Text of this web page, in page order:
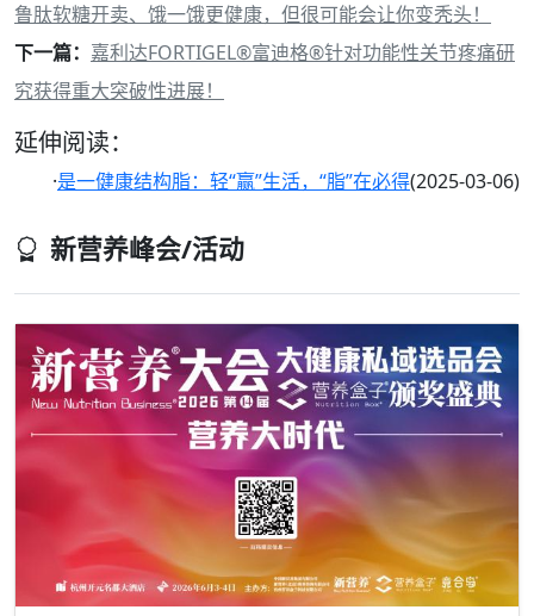
鲁肽软糖开卖、饿一饿更健康，但很可能会让你变秃头！
下一篇： 嘉利达FORTIGEL®富迪格®针对功能性关节疼痛研
究获得重大突破性进展！
延伸阅读：
·是一健康结构脂：轻“赢”生活，“脂”在必得(2025-03-06)
新营养峰会/活动